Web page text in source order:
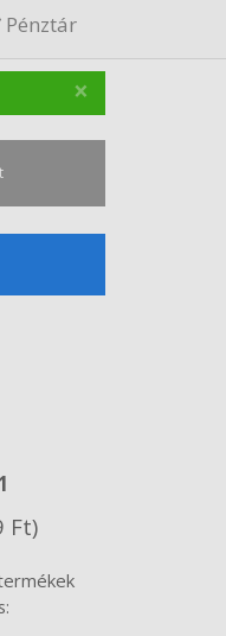
Pénztár
×
Ft)